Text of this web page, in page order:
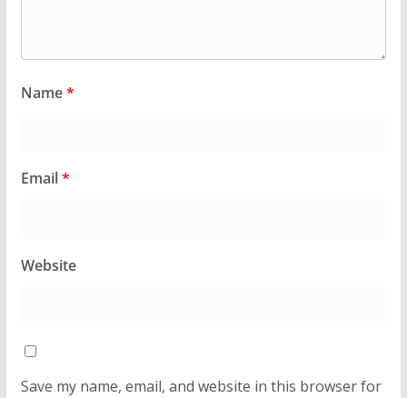
Name*
Email*
Website
Save my name, email, and website in this browser for